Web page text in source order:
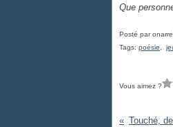
Que
Posté par
Tags: poésie
Vous aimez ?